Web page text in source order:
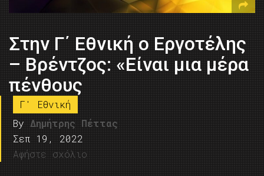
Στην Γ΄ Εθνική ο Εργοτέλης
– Βρέντζος: «Είναι μια μέρα
πένθους
Γ' Εθνική
By Δημήτρης Πέττας
Σεπ 19, 2022
Αφήστε σχόλιο